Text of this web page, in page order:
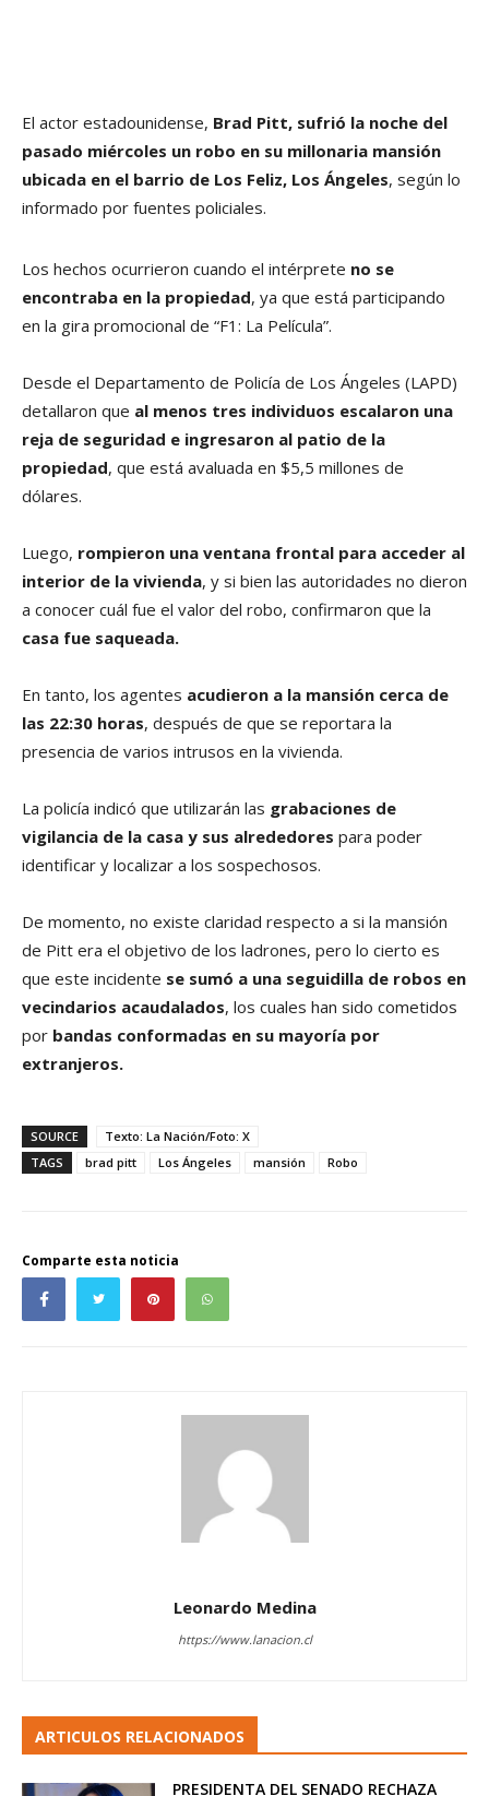
El actor estadounidense, Brad Pitt, sufrió la noche del
pasado miércoles un robo en su millonaria mansión
ubicada en el barrio de Los Feliz, Los Ángeles, según lo
informado por fuentes policiales.
Los hechos ocurrieron cuando el intérprete no se
encontraba en la propiedad, ya que está participando
en la gira promocional de “F1: La Película”.
Desde el Departamento de Policía de Los Ángeles (LAPD)
detallaron que al menos tres individuos escalaron una
reja de seguridad e ingresaron al patio de la
propiedad, que está avaluada en $5,5 millones de
dólares.
Luego, rompieron una ventana frontal para acceder al
interior de la vivienda, y si bien las autoridades no dieron
a conocer cuál fue el valor del robo, confirmaron que la
casa fue saqueada.
En tanto, los agentes acudieron a la mansión cerca de
las 22:30 horas, después de que se reportara la
presencia de varios intrusos en la vivienda.
La policía indicó que utilizarán las grabaciones de
vigilancia de la casa y sus alrededores para poder
identificar y localizar a los sospechosos.
De momento, no existe claridad respecto a si la mansión
de Pitt era el objetivo de los ladrones, pero lo cierto es
que este incidente se sumó a una seguidilla de robos en
vecindarios acaudalados, los cuales han sido cometidos
por bandas conformadas en su mayoría por
extranjeros.
SOURCE
Texto: La Nación/Foto: X
TAGS
brad pitt Los Ángeles mansión Robo
Comparte esta noticia
Leonardo Medina
https://www.lanacion.cl
ARTICULOS RELACIONADOS
PRESIDENTA DEL SENADO RECHAZA